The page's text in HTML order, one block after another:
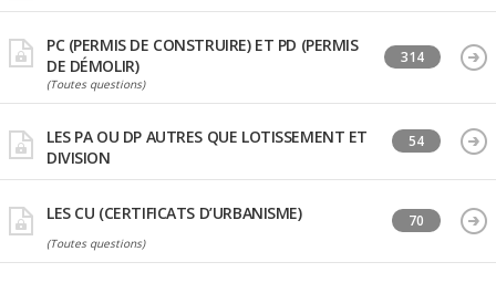
PC (PERMIS DE CONSTRUIRE) ET PD (PERMIS
DE DÉMOLIR)
(Toutes questions)
314
LES PA OU DP AUTRES QUE LOTISSEMENT ET
DIVISION
54
LES CU (CERTIFICATS D’URBANISME)
(Toutes questions)
70